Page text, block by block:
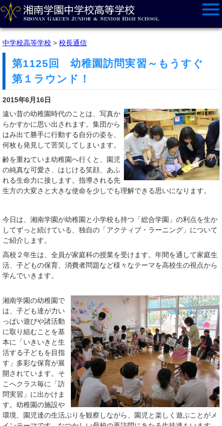
中学校高等学校 > 校長通信
第1125回 幼稚園訪問実習～もうすぐ
第１ラウンド！
2015年6月16日
遠い昔の幼稚園時代のことは、写真か
らかすかに思い出されます。集団から
はみ出て勝手に行動する自分の姿を、
何枚も発見して苦笑してしまいます。
齢を重ねていま幼稚園へ行くと、園児
の純真な可愛さ、はじける笑顔、あふ
れる生命力に接します。指導される先
生方の大変さと大きな使命を少しでも理解できる思いになります。
今日は、湘南学園が幼稚園と小学校も持つ「総合学園」の利点を生か
してずっと続けている、独自の「アクティブ・ラーニング」について
ご紹介します。
高校２年生は、全員が家庭科の授業を受けます。年間を通して家庭生
活、子どもの保育、消費者問題など様々なテーマを高校生の視点から
学んでいきます。
湘南学園の幼稚園で
は、子ども達が力い
っぱい遊びや諸活動
に取り組むことを基
本に「いきいきと生
活する子どもを目指
す」多彩な保育が展
開されています。そ
こへクラス毎に「訪
問実習」に出かけま
す。幼稚園の施設や
環境、園児達の生活ぶりを観察しながら、園児と楽しく遊ぶことがメ